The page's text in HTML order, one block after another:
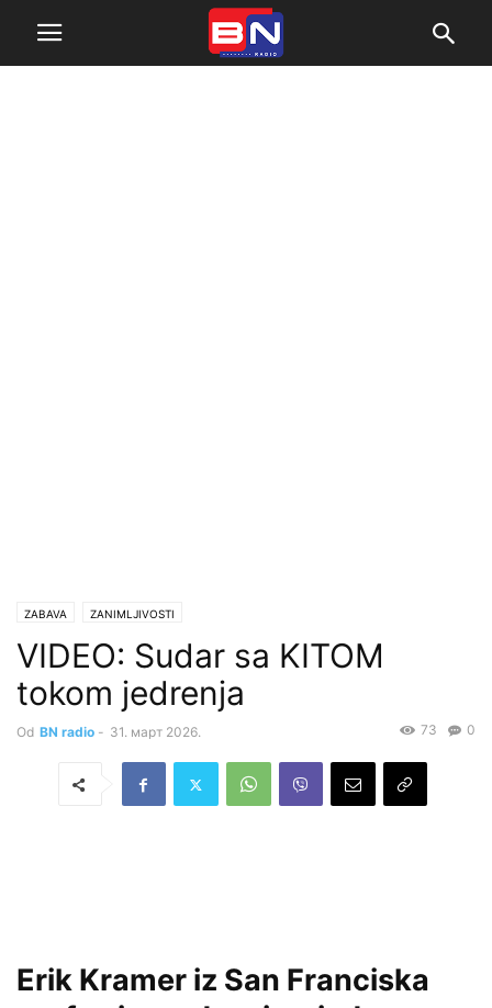
ZABAVA ZANIMLJIVOSTI
VIDEO: Sudar sa KITOM
tokom jedrenja
Od BN radio - 31. март 2026. 0
73
Erik Kramer iz San Franciska